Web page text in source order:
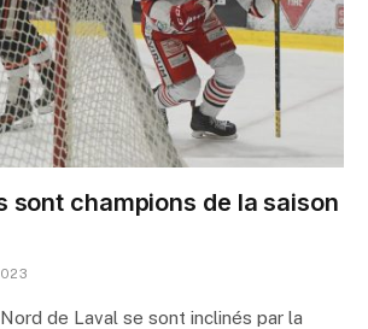
sont champions de la saison
de Laval se sont inclinés par la